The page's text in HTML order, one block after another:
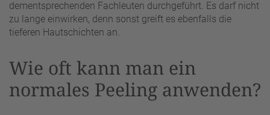
dementsprechenden Fachleuten durchgeführt. Es darf nicht
zu lange einwirken, denn sonst greift es ebenfalls die
tieferen Hautschichten an.
Wie oft kann man ein
normales Peeling anwenden?